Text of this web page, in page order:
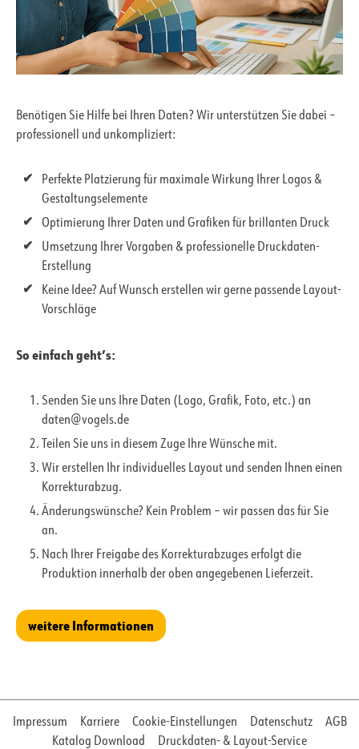
Benötigen Sie Hilfe bei Ihren Daten? Wir unterstützen Sie dabei –
professionell und unkompliziert:
Perfekte Platzierung für maximale Wirkung Ihrer Logos &
Gestaltungselemente
Optimierung Ihrer Daten und Grafiken für brillanten Druck
Umsetzung Ihrer Vorgaben & professionelle Druckdaten-
Erstellung
Keine Idee? Auf Wunsch erstellen wir gerne passende Layout-
Vorschläge
So einfach geht’s:
Senden Sie uns Ihre Daten (Logo, Grafik, Foto, etc.) an
daten@vogels.de
Teilen Sie uns in diesem Zuge Ihre Wünsche mit.
Wir erstellen Ihr individuelles Layout und senden Ihnen einen
Korrekturabzug.
Änderungswünsche? Kein Problem – wir passen das für Sie
an.
Nach Ihrer Freigabe des Korrekturabzuges erfolgt die
Produktion innerhalb der oben angegebenen Lieferzeit.
weitere Informationen
Impressum Karriere Cookie-Einstellungen Datenschutz
AGB
Katalog Download
Druckdaten- & Layout-Service